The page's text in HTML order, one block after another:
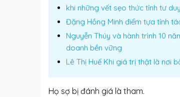
khi những vết sẹo thức tỉnh tư
Đặng Hồng Minh điểm tựa tỉnh
Nguyễn Thúy và hành trình 10
doanh bền vững
Lê Thị Huế Khi giá trị thật là nơi
Họ sợ bị đánh giá là tham.